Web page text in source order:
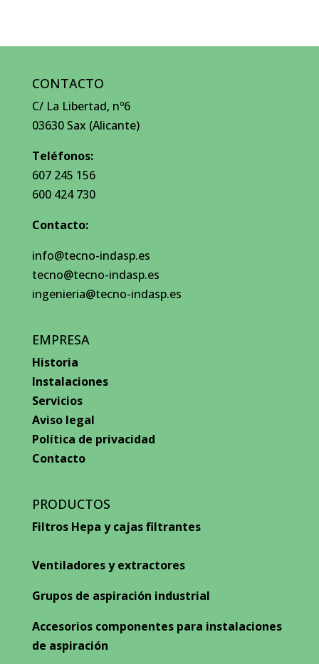
CONTACTO
C/ La Libertad, nº6
03630 Sax (Alicante)
Teléfonos:
607 245 156
600 424 730
Contacto:
info@tecno-indasp.es
tecno@tecno-indasp.es
ingenieria@tecno-indasp.es
EMPRESA
Historia
Instalaciones
Servicios
Aviso legal
Política de privacidad
Contacto
PRODUCTOS
Filtros Hepa y cajas filtrantes
Ventiladores y extractores
Grupos de aspiración industrial
Accesorios componentes para instalaciones
de aspiración